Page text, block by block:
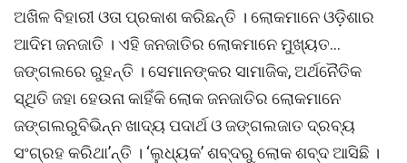
ଅଖିଳ ବିହାରୀ ଓତା ପ୍ରକାଶ କରିଛନ୍ତି । ଲୋକମାନେ ଓଡ଼ିଶାର
ଆଦିମ ଜନଜାତି । ଏହି ଜନଜାତିର ଲୋକମାନେ ମୁଖ୍ୟତ…
ଜଙ୍ଗଲରେ ରୁହନ୍ତି । ସେମାନଙ୍କର ସାମାଜିକ, ଅର୍ଥନୈତିକ
ସ୍ଥିତି ଜହା ହେଉନା କାହିଁକି ଲୋକ ଜନଜାତିର ଲୋକମାନେ
ଜଙ୍ଗଲରୁବିଭିନ୍ନ ଖାଦ୍ୟ ପଦାର୍ଥ ଓ ଜଙ୍ଗଲଜାତ ଦ୍ରବ୍ୟ
ସଂଗ୍ରହ କରିଥା’ନ୍ତି । ‘ଲୁଧ୍ୟକ’ ଶବ୍ଦରୁ ଲୋକ ଶବ୍ଦ ଆସିଛି ।